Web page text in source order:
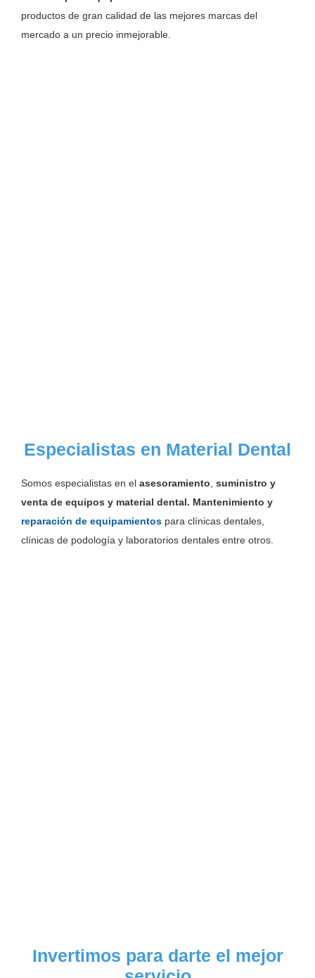
productos de gran calidad de las mejores marcas del
mercado a un precio inmejorable.
Especialistas en Material Dental
Somos especialistas en el asesoramiento, suministro y
venta de equipos y material dental. Mantenimiento y
reparación de equipamientos para clínicas dentales,
clínicas de podología y laboratorios dentales entre otros.
Invertimos para darte el mejor